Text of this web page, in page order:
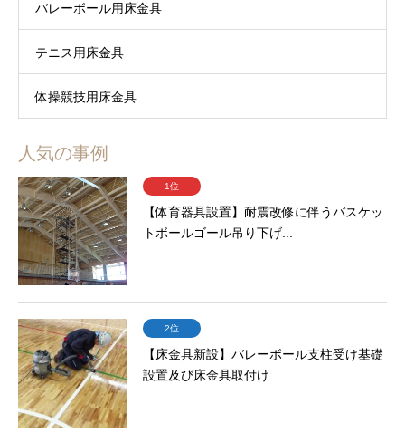
バレーボール用床金具
テニス用床金具
体操競技用床金具
人気の事例
1位
【体育器具設置】耐震改修に伴うバスケッ
トボールゴール吊り下げ...
2位
【床金具新設】バレーボール支柱受け基礎
設置及び床金具取付け